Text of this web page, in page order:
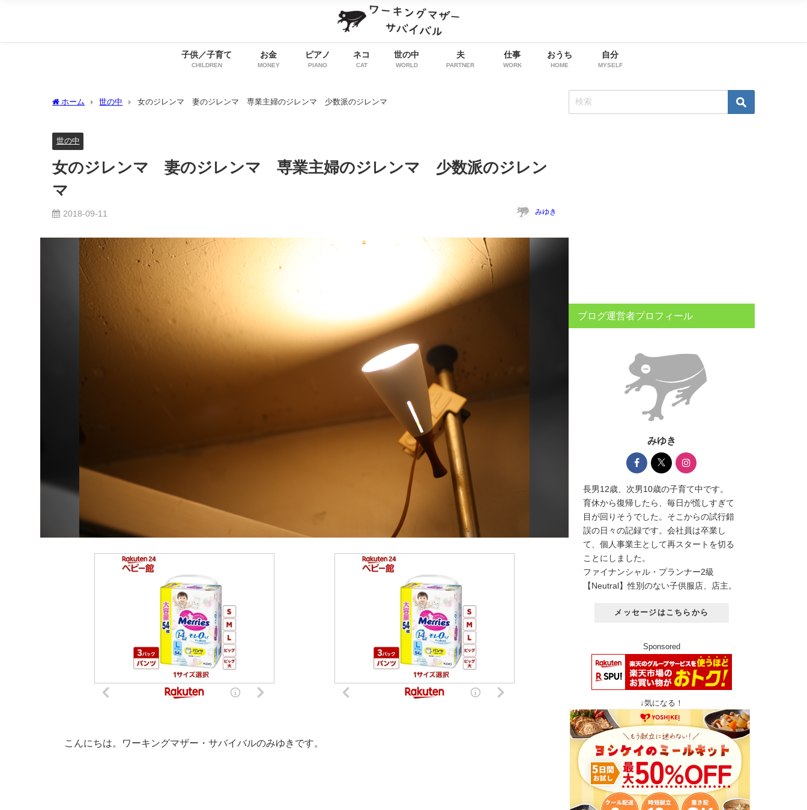
子供／子育て
CHILDREN
お金
MONEY
ピアノ
PIANO
ネコ
CAT
世の中
WORLD
夫
PARTNER
仕事
WORK
おうち
HOME
自分
MYSELF
ホーム 世の中 女のジレンマ 妻のジレンマ 専業主婦のジレンマ 少数派のジレンマ
世の中
女のジレンマ 妻のジレンマ 専業主婦のジレンマ 少数派のジレン
マ
2018-09-11 みゆき
こんにちは。ワーキングマザー・サバイバルのみゆきです。
ブログ運営者プロフィール
みゆき
長男12歳、次男10歳の子育て中です。
育休から復帰したら、毎日が慌しすぎて
目が回りそうでした。そこからの試行錯
誤の日々の記録です。会社員は卒業し
て、個人事業主として再スタートを切る
ことにしました。
ファイナンシャル・プランナー2級
【Neutral】性別のない子供服店、店主。
メッセージはこちらから
Sponsored
↓気になる！